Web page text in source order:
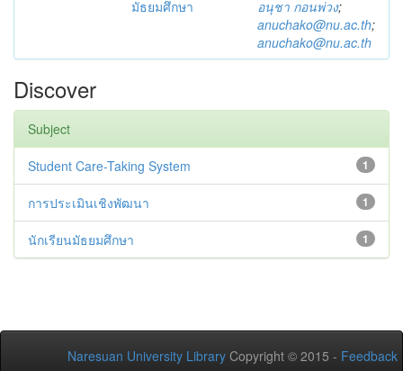
มัธยมศึกษา
อนุชา กอนพ่วง;
anuchako@nu.ac.th;
anuchako@nu.ac.th
Discover
Subject
1
Student Care-Taking System
1
การประเมินเชิงพัฒนา
1
นักเรียนมัธยมศึกษา
Naresuan University Library Copyright © 2015 - Feedback